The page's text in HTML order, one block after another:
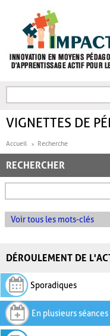
FORMULAIRE DE
VIGNETTES DE
Accueil Recherche
RECHERCHER
Voir tous les mots-clés
DÉROULEMENT DE
Sporadiques
En plusieurs séances